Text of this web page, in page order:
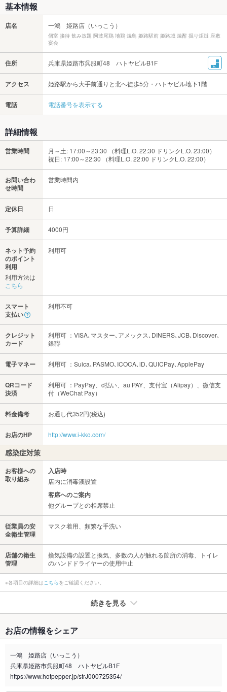
基本情報
店名 一鴻 姫路店（いっこう）
個室 接待 飲み放題 阿波尾鶏 地鶏 焼鳥 姫路駅前 姫路城 焼酎 掘り炬燵 座敷
宴会
住所 兵庫県姫路市呉服町48 ハトヤビルB1F
アクセス 姫路駅から大手前通りと北へ徒歩5分・ハトヤビル地下1階
電話 電話番号を表示する
詳細情報
営業時間
月～土: 17:00～23:30 （料理L.O. 22:30 ドリンクL.O. 23:00）
祝日: 17:00～22:30 （料理L.O. 22:00 ドリンクL.O. 22:00）
お問い合わ
せ時間
営業時間内
定休日 日
予算詳細 4000円
ネット予約
のポイント
利用
利用方法は
こちら
利用可
スマート
支払い
利用不可
クレジット
カード
利用可 ：VISA､マスター､アメックス､DINERS､JCB､Discover､
銀聯
電子マネー 利用可 ：Suica､PASMO､ICOCA､iD､QUICPay､ApplePay
QRコード
決済
利用可 ：PayPay、d払い、au PAY、支付宝（Alipay）、微信支
付（WeChat Pay）
料金備考 お通し代352円(税込)
お店のHP http://www.i-kko.com/
感染症対策
お客様への
取り組み
入店時
店内に消毒液設置
客席へのご案内
他グループとの相席禁止
従業員の安
全衛生管理
マスク着用、頻繁な手洗い
店舗の衛生
管理
換気設備の設置と換気、多数の人が触れる箇所の消毒、トイレ
のハンドドライヤーの使用中止
※各項目の詳細はこちらをご確認ください。
続きを見る
禁煙・喫煙 全席喫煙可
喫煙専用室 なし
※2020年4月1日～受動喫煙対策に関する法律が施行されています。正しい情報はお店へお問い
お店の情報をシェア
一鴻 姫路店（いっこう）
兵庫県姫路市呉服町48 ハトヤビルB1F
https://www.hotpepper.jp/strJ000725354/